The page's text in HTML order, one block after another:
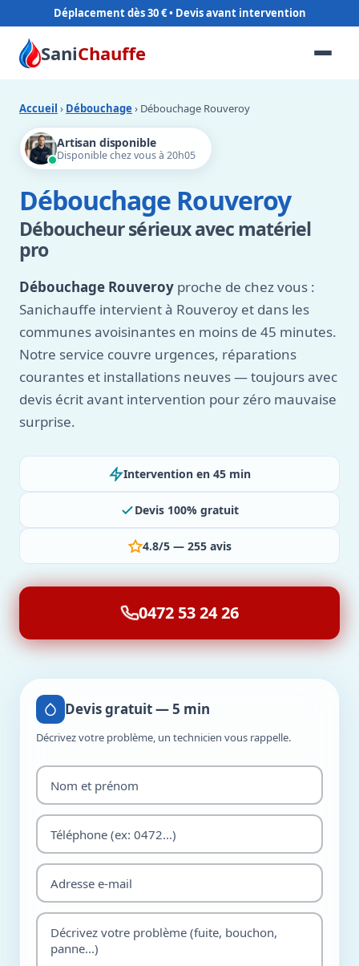
Déplacement dès 30 €
SaniChauffe
Accueil › Débouchage › Débouchage Rouveroy
Artisan disponible
Disponible chez vous à 20h05
Débouchage Rouveroy
Déboucheur sérieux avec matériel
pro
Débouchage Rouveroy proche de chez vous :
Sanichauffe intervient à Rouveroy et dans les
communes avoisinantes en moins de 45 minutes.
Notre service couvre urgences, réparations
courantes et installations neuves — toujours avec
devis écrit avant intervention pour zéro mauvaise
surprise.
Intervention en 45 min
Devis 100% gratuit
4.8/5 — 255 avis
0472 53 24 26
Devis gratuit — 5 min
Décrivez votre problème, un technicien vous rappelle.